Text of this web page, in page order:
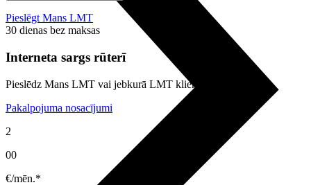
Pieslēgt Mans LMT
30 dienas bez maksas
Interneta sargs rūterī
Pieslēdz Mans LMT vai jebkurā LMT klientu centrā
Pakalpojuma nosacījumi
2
00
€/mēn.*